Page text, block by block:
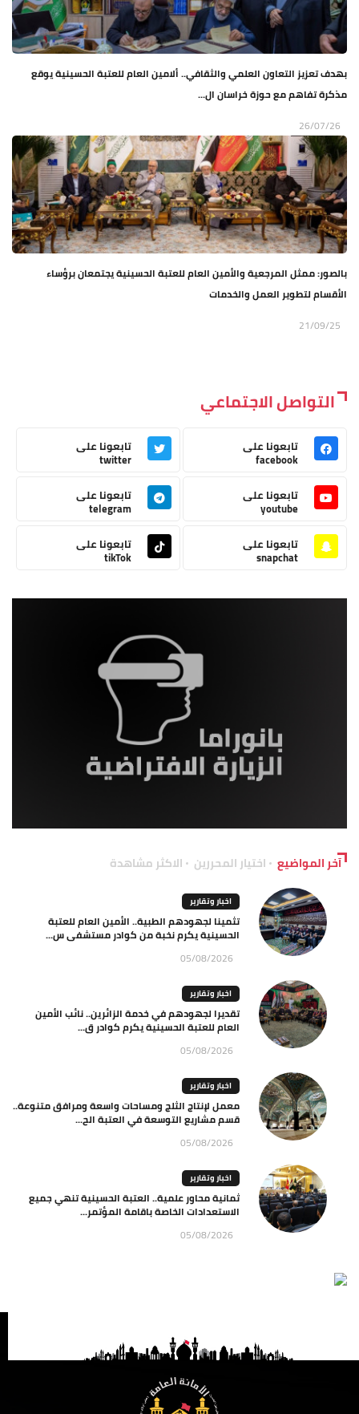
بهدف تعزيز التعاون العلمي والثقافي.. ألامين العام للعتبة الحسينية يوقع
مذكرة تفاهم مع حوزة خراسان ال...
26/07/26
بالصور: ممثل المرجعية والأمين العام للعتبة الحسينية يجتمعان برؤساء
الأقسام لتطوير العمل والخدمات
21/09/25
التواصل الاجتماعي
تابعونا على
facebook
تابعونا على
twitter
تابعونا على
youtube
تابعونا على
telegram
تابعونا على
snapchat
تابعونا على
tikTok
آخر المواضيع اختيار المحررين الاكثر مشاهدة
اخبار وتقارير
تثمينا لجهودهم الطبية.. الأمين العام للعتبة
الحسينية يكرم نخبة من كوادر مستشفى س...
05/08/2026
اخبار وتقارير
تقديرا لجهودهم في خدمة الزائرين.. نائب الأمين
العام للعتبة الحسينية يكرم كوادر ق...
05/08/2026
اخبار وتقارير
معمل لإنتاج الثلج ومساحات واسعة ومرافق متنوعة..
قسم مشاريع التوسعة في العتبة الح...
05/08/2026
اخبار وتقارير
ثمانية محاور علمية.. العتبة الحسينية تنهي جميع
الاستعدادات الخاصة باقامة المؤتمر...
05/08/2026